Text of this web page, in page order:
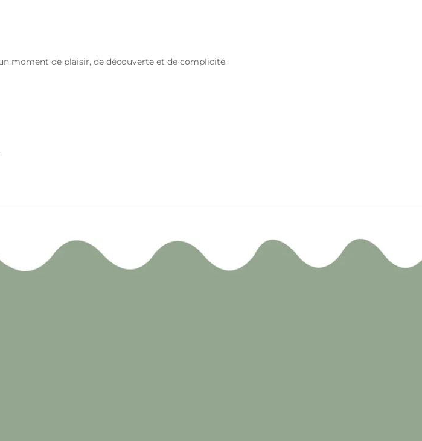
moment de plaisir, de découverte et de complicité.